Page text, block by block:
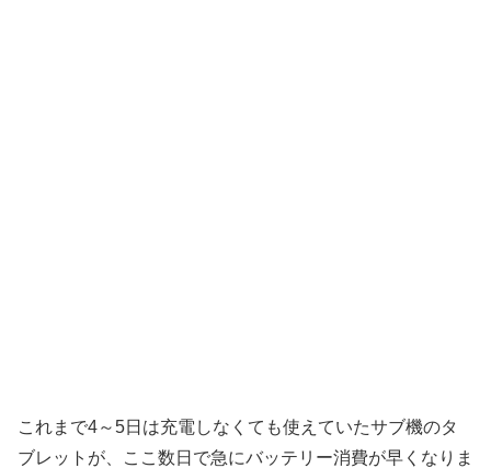
これまで4～5日は充電しなくても使えていたサブ機のタ
ブレットが、ここ数日で急にバッテリー消費が早くなりま